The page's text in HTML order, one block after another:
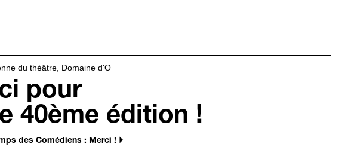
du théâtre, Domaine d'O
pour
40ème édition !
des Comédiens : Merci !